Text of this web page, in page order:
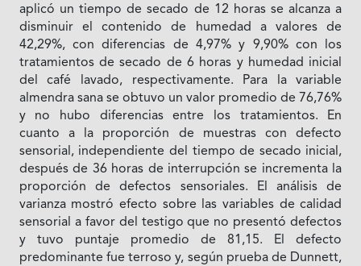
aplicó un tiempo de secado de 12 horas se alcanza a
disminuir el contenido de humedad a valores de
42,29%, con diferencias de 4,97% y 9,90% con los
tratamientos de secado de 6 horas y humedad inicial
del café lavado, respectivamente. Para la variable
almendra sana se obtuvo un valor promedio de 76,76%
y no hubo diferencias entre los tratamientos. En
cuanto a la proporción de muestras con defecto
sensorial, independiente del tiempo de secado inicial,
después de 36 horas de interrupción se incrementa la
proporción de defectos sensoriales. El análisis de
varianza mostró efecto sobre las variables de calidad
sensorial a favor del testigo que no presentó defectos
y tuvo puntaje promedio de 81,15. El defecto
predominante fue terroso y, según prueba de Dunnett,